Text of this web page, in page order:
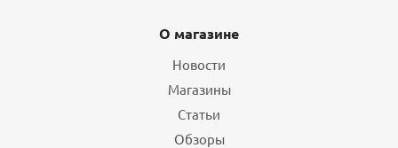
О магазине
Новости
Магазины
Статьи
Обзоры